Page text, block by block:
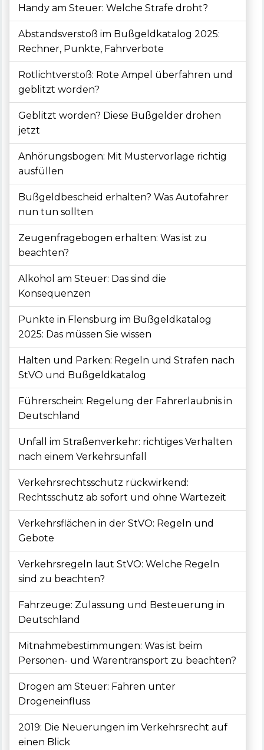
Handy am Steuer: Welche Strafe droht?
Abstandsverstoß im Bußgeldkatalog 2025:
Rechner, Punkte, Fahrverbote
Rotlichtverstoß: Rote Ampel überfahren und
geblitzt worden?
Geblitzt worden? Diese Bußgelder drohen
jetzt
Anhörungsbogen: Mit Mustervorlage richtig
ausfüllen
Bußgeldbescheid erhalten? Was Autofahrer
nun tun sollten
Zeugenfragebogen erhalten: Was ist zu
beachten?
Alkohol am Steuer: Das sind die
Konsequenzen
Punkte in Flensburg im Bußgeldkatalog
2025: Das müssen Sie wissen
Halten und Parken: Regeln und Strafen nach
StVO und Bußgeldkatalog
Führerschein: Regelung der Fahrerlaubnis in
Deutschland
Unfall im Straßenverkehr: richtiges Verhalten
nach einem Verkehrsunfall
Verkehrsrechtsschutz rückwirkend:
Rechtsschutz ab sofort und ohne Wartezeit
Verkehrsflächen in der StVO: Regeln und
Gebote
Verkehrsregeln laut StVO: Welche Regeln
sind zu beachten?
Fahrzeuge: Zulassung und Besteuerung in
Deutschland
Mitnahmebestimmungen: Was ist beim
Personen- und Warentransport zu beachten?
Drogen am Steuer: Fahren unter
Drogeneinfluss
2019: Die Neuerungen im Verkehrsrecht auf
einen Blick